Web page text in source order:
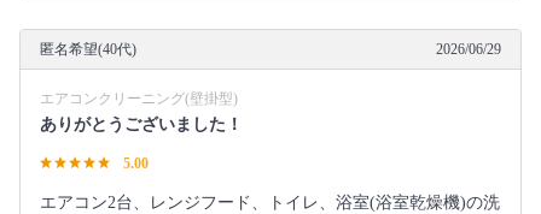
匿名希望(40代) 2026/06/29
エアコンクリーニング(壁掛型)
ありがとうございました！
5.00
エアコン2台、レンジフード、トイレ、浴室(浴室乾燥機)の洗